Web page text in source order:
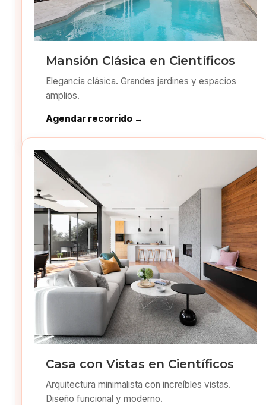
Mansión Clásica en Científicos
Elegancia clásica. Grandes jardines y espacios
amplios.
Agendar recorrido →
Casa con Vistas en Científicos
Arquitectura minimalista con increíbles vistas.
Diseño funcional y moderno.